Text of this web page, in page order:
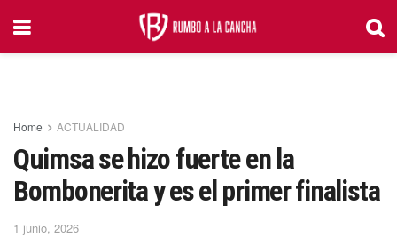
Home ACTUALIDAD
Quimsa se hizo fuerte en la
Bombonerita y es el primer finalista
1 junio, 2026